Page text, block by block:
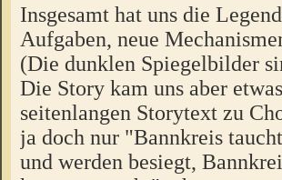
Insgesamt hat uns die
Aufgaben, neue
(Die dunklen Spiegelbilder
Die Story kam uns aber
seitenlangen Storytext zu
ja doch nur "Bannkreis
und werden besiegt,